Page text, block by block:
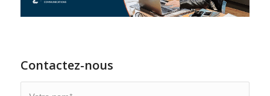
Contactez-nous